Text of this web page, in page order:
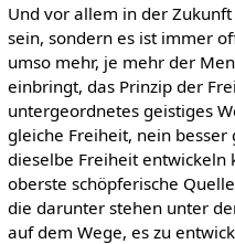
Und vor allem in der
sein, sondern es ist immer
umso mehr, je mehr der
einbringt, das Prinzip der
untergeordnetes geistiges
gleiche Freiheit, nein
dieselbe Freiheit
oberste schöpferische
die darunter stehen unter
auf dem Wege, es zu